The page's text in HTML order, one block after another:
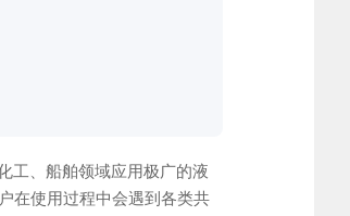
工、船舶领域应用极广的液
在使用过程中会遇到各类共